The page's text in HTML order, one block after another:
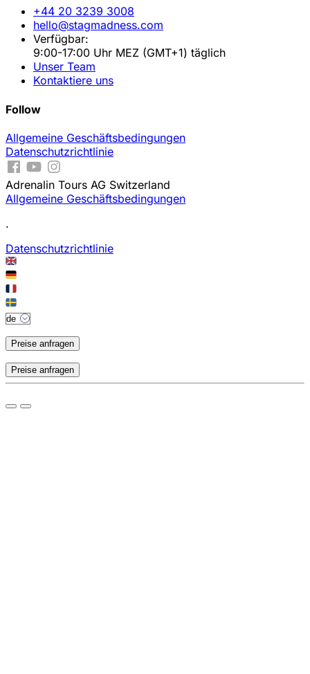
+44 20 3239 3008
hello@stagmadness.com
Verfügbar:
9:00-17:00 Uhr MEZ (GMT+1) täglich
Unser Team
Kontaktiere uns
Follow
Allgemeine Geschäftsbedingungen
Datenschutzrichtlinie
Adrenalin Tours AG Switzerland
Allgemeine Geschäftsbedingungen
.
Datenschutzrichtlinie
Preise anfragen
Preise anfragen